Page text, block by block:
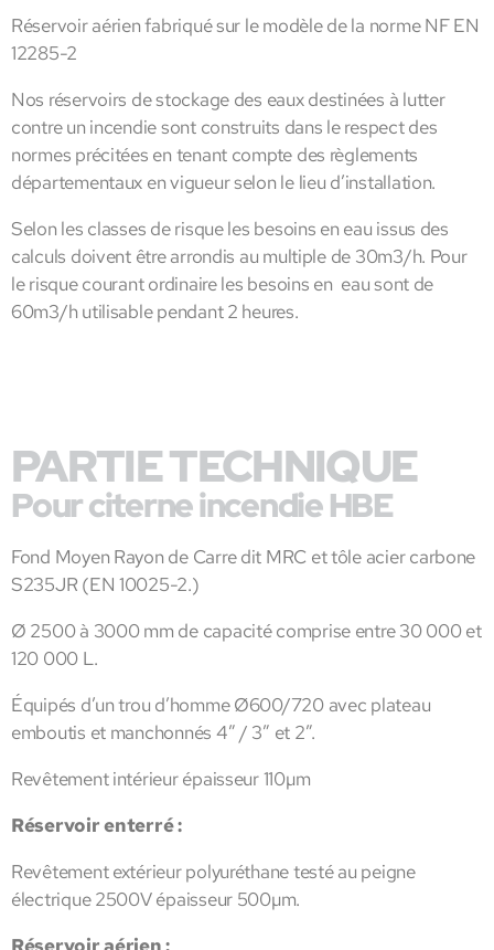
Réservoir aérien fabriqué sur le modèle de la norme NF EN
12285-2
Nos réservoirs de stockage des eaux destinées à lutter
contre un incendie sont construits dans le respect des
normes précitées en tenant compte des règlements
départementaux en vigueur selon le lieu d’installation.
Selon les classes de risque les besoins en eau issus des
calculs doivent être arrondis au multiple de 30m3/h. Pour
le risque courant ordinaire les besoins en eau sont de
60m3/h utilisable pendant 2 heures.
PARTIE TECHNIQUE
Pour citerne incendie HBE
Fond Moyen Rayon de Carre dit MRC et tôle acier carbone
S235JR (EN 10025-2.)
Ø 2500 à 3000 mm de capacité comprise entre 30 000 et
120 000 L.
Équipés d’un trou d’homme Ø600/720 avec plateau
emboutis et manchonnés 4” / 3” et 2”.
Revêtement intérieur épaisseur 110µm
Réservoir enterré :
Revêtement extérieur polyuréthane testé au peigne
électrique 2500V épaisseur 500µm.